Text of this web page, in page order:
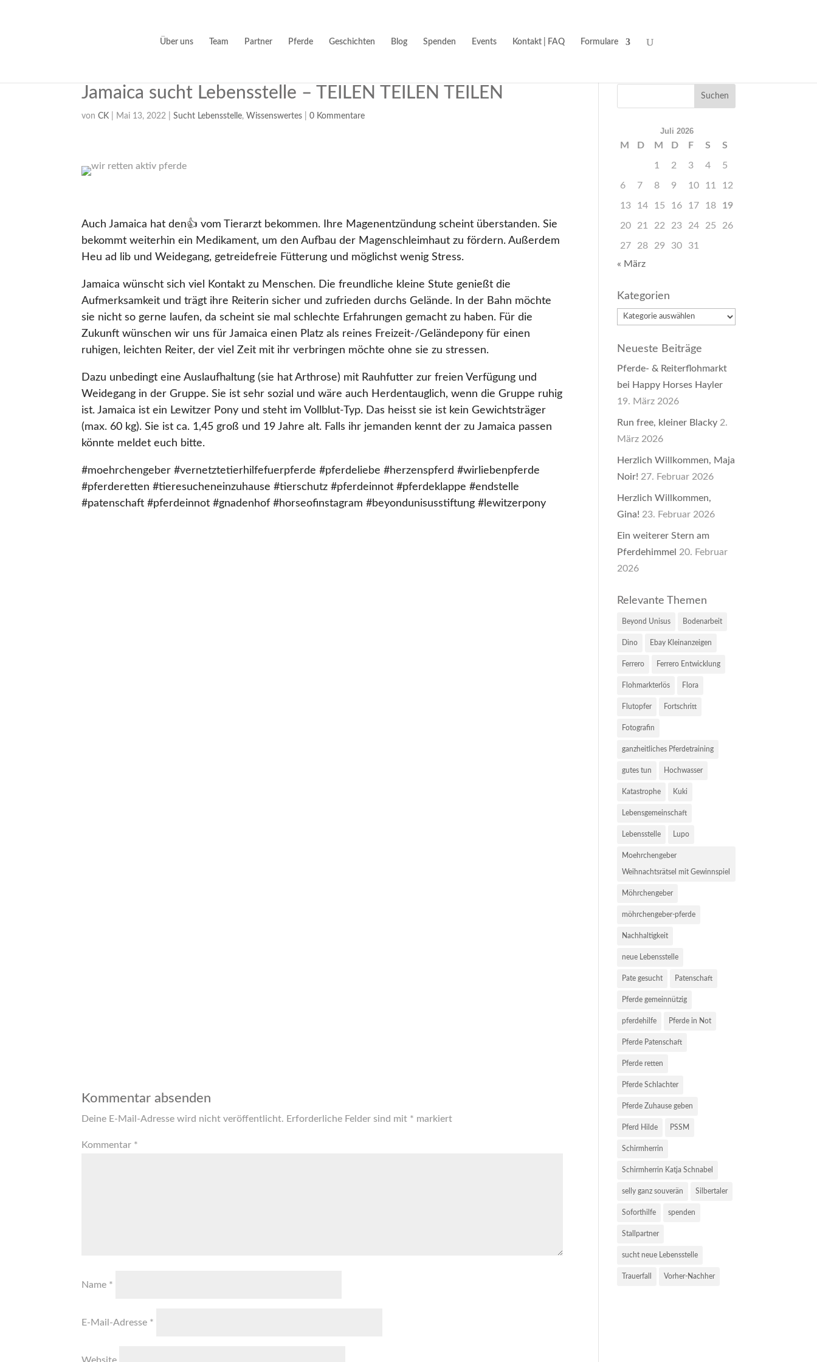
Über uns Team Partner Pferde Geschichten Blog Spenden Events Kontakt | FAQ Formulare
Jamaica sucht Lebensstelle – TEILEN TEILEN TEILEN
vonCK Mai 13, 2022 |Sucht Lebensstelle, Wissenswertes |0 Kommentare
Auch Jamaica hat den👍 vom Tierarzt bekommen. Ihre Magenentzündung scheint überstanden. Sie
bekommt weiterhin ein Medikament, um den Aufbau der Magenschleimhaut zu fördern. Außerdem
Heu ad lib und Weidegang, getreidefreie Fütterung und möglichst wenig Stress.
Jamaica wünscht sich viel Kontakt zu Menschen. Die freundliche kleine Stute genießt die
Aufmerksamkeit und trägt ihre Reiterin sicher und zufrieden durchs Gelände. In der Bahn möchte
sie nicht so gerne laufen, da scheint sie mal schlechte Erfahrungen gemacht zu haben. Für die
Zukunft wünschen wir uns für Jamaica einen Platz als reines Freizeit-/Geländepony für einen
ruhigen, leichten Reiter, der viel Zeit mit ihr verbringen möchte ohne sie zu stressen.
Dazu unbedingt eine Auslaufhaltung (sie hat Arthrose) mit Rauhfutter zur freien Verfügung und
Weidegang in der Gruppe. Sie ist sehr sozial und wäre auch Herdentauglich, wenn die Gruppe ruhig
ist. Jamaica ist ein Lewitzer Pony und steht im Vollblut-Typ. Das heisst sie ist kein Gewichtsträger
(max. 60 kg). Sie ist ca. 1,45 groß und 19 Jahre alt. Falls ihr jemanden kennt der zu Jamaica passen
könnte meldet euch bitte.
#moehrchengeber #vernetztetierhilfefuerpferde #pferdeliebe #herzenspferd #wirliebenpferde
#pferderetten #tieresucheneinzuhause #tierschutz #pferdeinnot #pferdeklappe #endstelle
#patenschaft #pferdeinnot #gnadenhof #horseofinstagram #beyondunisusstiftung #lewitzerpony
Kommentar absenden
Deine E-Mail-Adresse wird nicht veröffentlicht. Erforderliche Felder sind mit * markiert
Kommentar *
Name *
E-Mail-Adresse *
Juli 2026
M D M D F S S
1 2 3 4 5
6 7 8 9 10 11 12
13 14 15 16 17 18 19
20 21 22 23 24 25 26
27 28 29 30
31
« März
Kategorien
Kategorien
Neueste Beiträge
Pferde- & Reiterflohmarkt
bei Happy Horses Hayler
19. März 2026
Run free, kleiner Blacky 2.
März 2026
Herzlich Willkommen, Maja
Noir! 27. Februar 2026
Herzlich Willkommen,
Gina! 23. Februar 2026
Ein weiterer Stern am
Pferdehimmel 20. Februar
2026
Relevante Themen
Beyond Unisus Bodenarbeit
Dino Ebay Kleinanzeigen
Ferrero Ferrero Entwicklung
Flohmarkterlös Flora
Flutopfer Fortschritt
Fotografin
ganzheitliches Pferdetraining
gutes tun Hochwasser
Katastrophe Kuki
Lebensgemeinschaft
Lebensstelle Lupo
Moehrchengeber
Weihnachtsrätsel mit Gewinnspiel
Möhrchengeber
möhrchengeber-pferde
Nachhaltigkeit
neue Lebensstelle
Pate gesucht Patenschaft
Pferde gemeinnützig
pferdehilfe Pferde in Not
Pferde Patenschaft
Pferde retten
Pferde Schlachter
Pferde Zuhause geben
Pferd Hilde PSSM
Schirmherrin
Schirmherrin Katja Schnabel
selly ganz souverän Silbertaler
Soforthilfe spenden
Stallpartner
sucht neue Lebensstelle
Trauerfall Vorher-Nachher